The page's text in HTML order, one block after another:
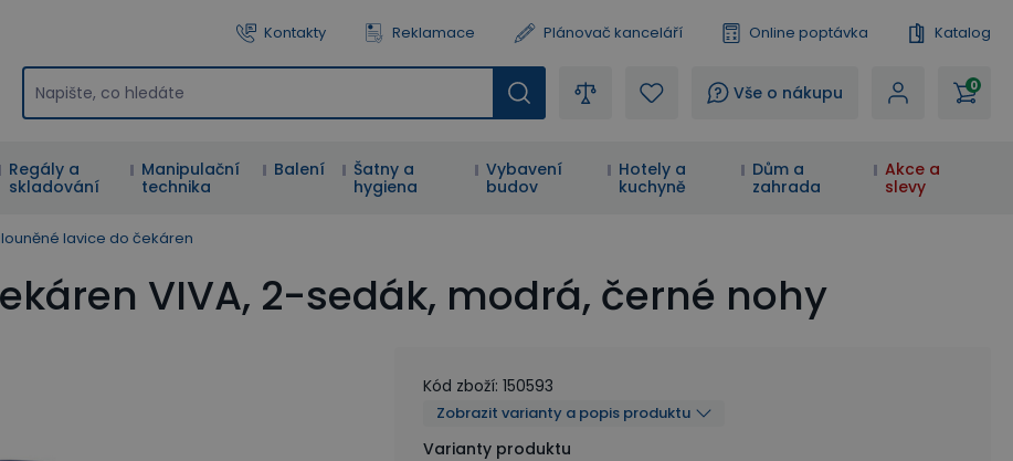
Kontakty Reklamace Plánovač kanceláří Online poptávka Katalog
? Vše o nákupu 0
Regály a
skladování
Manipulační
technika
Balení
Šatny a
hygiena
Vybavení
budov
Hotely a
kuchyně
Dům a
zahrada
Akce a
slevy
lavice do čekáren
VIVA, 2-sedák, modrá, černé nohy
Kód zboží: 150593
Zobrazit varianty a popis produktu
Varianty produktu